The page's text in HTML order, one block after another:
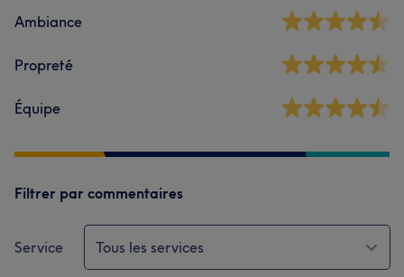
Ambiance
Propreté
Équipe
Filtrer par commentaires
Service Tous les services